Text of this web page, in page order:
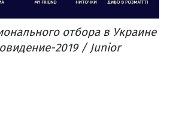
отбора в Украине
2019 / Junior